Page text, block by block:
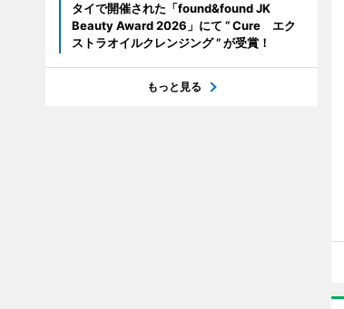
タイで開催された「found&found JK
Beauty Award 2026」にて “ Cure エク
ストラオイルクレンジング ” が受賞！
もっと見る